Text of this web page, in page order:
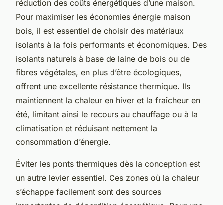
réduction des coûts énergétiques d’une maison.
Pour maximiser les économies énergie maison
bois, il est essentiel de choisir des matériaux
isolants à la fois performants et économiques. Des
isolants naturels à base de laine de bois ou de
fibres végétales, en plus d’être écologiques,
offrent une excellente résistance thermique. Ils
maintiennent la chaleur en hiver et la fraîcheur en
été, limitant ainsi le recours au chauffage ou à la
climatisation et réduisant nettement la
consommation d’énergie.
Éviter les ponts thermiques dès la conception est
un autre levier essentiel. Ces zones où la chaleur
s’échappe facilement sont des sources